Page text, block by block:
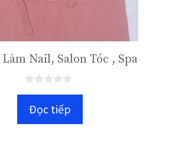
Nail, Salon Tóc , Spa
gĐọc tiếp